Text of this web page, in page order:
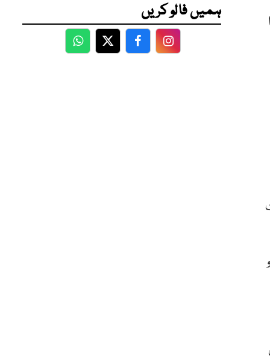
ہمیں فالو کریں
WhatsApp
TwitterFacebookFacebook